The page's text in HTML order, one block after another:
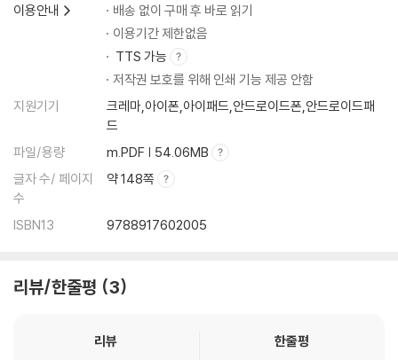
이용안내
배송 없이 구매 후 바로 읽기
이용기간 제한없음
TTS 가능
저작권 보호를 위해 인쇄 기능 제공 안함
지원기기
크레마,아이폰,아이패드,안드로이드폰,안드로이드패
드
파일/용량
m.PDF | 54.06MB
글자 수/ 페이지
수
약 148쪽
ISBN13 9788917602005
리뷰/한줄평 3
리뷰 한줄평